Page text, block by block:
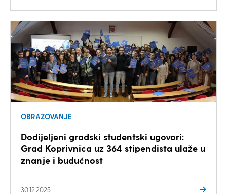
OBRAZOVANJE
Dodijeljeni gradski studentski ugovori:
Grad Koprivnica uz 364 stipendista ulaže u
znanje i budućnost
30.12.2025.